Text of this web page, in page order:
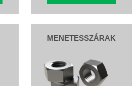
MENETESSZÁRAK